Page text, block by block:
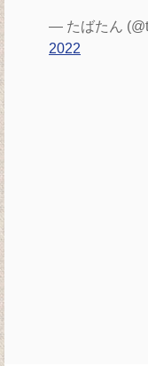
— たばたん
2022